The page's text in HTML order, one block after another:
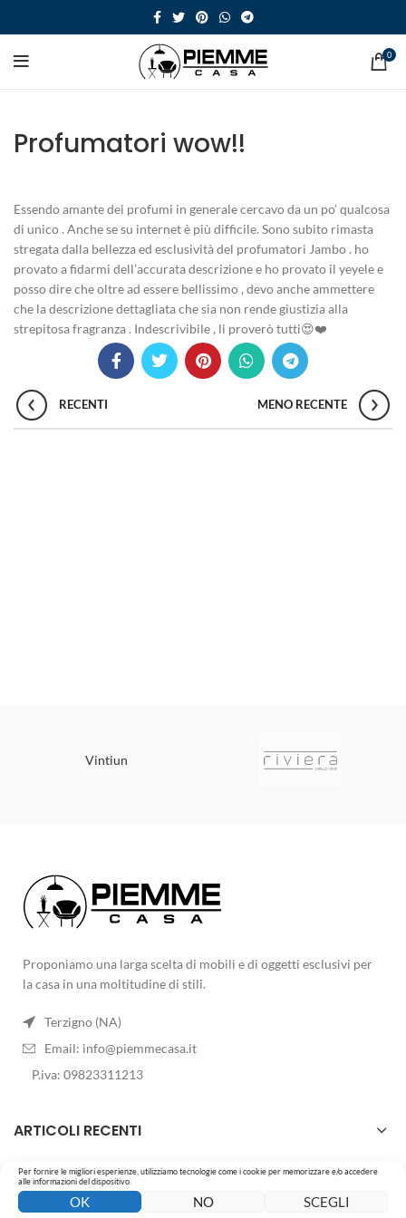
Per fornire le migliori esperienze, utilizziamo tecnologie come i cookie per memorizzare e/o accedere
alle informazioni del dispositivo.
OK NO SCEGLI
0
Profumatori wow!!
Essendo amante dei profumi in generale cercavo da un po’ qualcosa
di unico . Anche se su internet è più difficile. Sono subito rimasta
stregata dalla bellezza ed esclusività del profumatori Jambo . ho
provato a fidarmi dell’accurata descrizione e ho provato il yeyele e
posso dire che oltre ad essere bellissimo , devo anche ammettere
che la descrizione dettagliata che sia non rende giustizia alla
strepitosa fragranza . Indescrivibile , li proverò tutti😍❤️
RECENTI MENO RECENTE
Vintiun
Proponiamo una larga scelta di mobili e di oggetti esclusivi per
la casa in una moltitudine di stili.
Terzigno (NA)
Email: info@piemmecasa.it
P.iva: 09823311213
ARTICOLI RECENTI
LO STORE